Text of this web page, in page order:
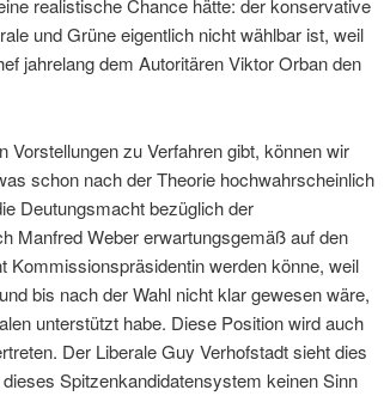
realistische Chance hätte: der konservative
und Grüne eigentlich nicht wählbar ist, weil
jahrelang dem Autoritären Viktor Orban den
zu Verfahren gibt, können wir
schon nach der Theorie hochwahrscheinlich
Deutungsmacht bezüglich der
Manfred Weber erwartungsgemäß auf den
Kommissionspräsidentin werden könne, weil
bis nach der Wahl nicht klar gewesen wäre,
unterstützt habe. Diese Position wird auch
Der Liberale Guy Verhofstadt sieht dies
Spitzenkandidatensystem keinen Sinn